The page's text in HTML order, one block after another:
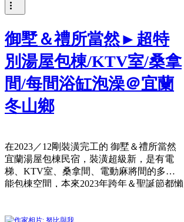
御墅＆禮所當然►超特
別湯屋包棟/KTV室/桑拿
間/每間浴缸泡澡＠宜蘭
冬山鄉
在2023／12剛裝潢完工的 御墅＆禮所當然
宜蘭湯屋包棟民宿，裝潢超級新，是有電
梯、KTV室、桑拿間、電動麻將間的多功
能包棟空間，本來2023年跨年＆聖誕節都懶